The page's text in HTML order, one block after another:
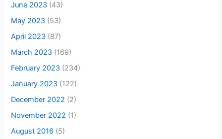
June 2023 (43)
May 2023 (53)
April 2023 (87)
March 2023 (169)
February 2023 (234)
January 2023 (122)
December 2022 (2)
November 2022 (1)
August 2016 (5)